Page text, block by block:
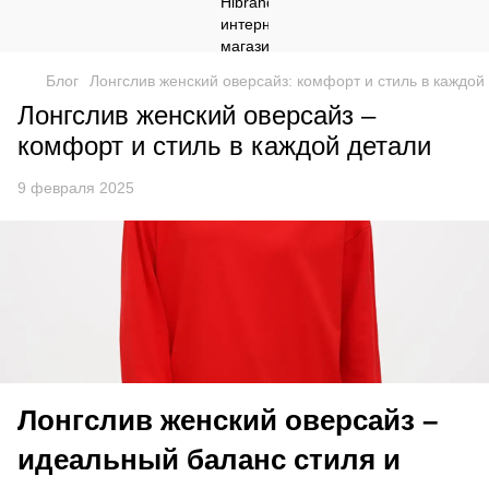
Блог Лонгслив женский оверсайз: комфорт и стиль в каждой
Лонгслив женский оверсайз –
комфорт и стиль в каждой детали
9 февраля 2025
Лонгслив женский оверсайз –
идеальный баланс стиля и